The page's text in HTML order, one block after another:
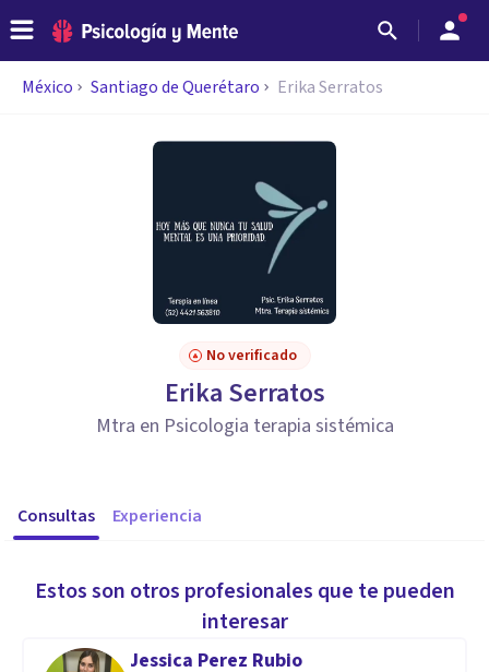
México Santiago de Querétaro Erika Serratos
No verificado
Erika Serratos
Mtra en Psicologia terapia sistémica
Consultas Experiencia
Estos son otros profesionales que te pueden
interesar
Jessica Perez Rubio